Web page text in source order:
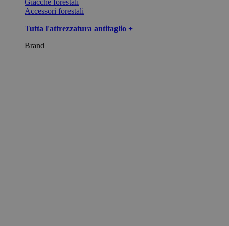
Giacche forestali
Accessori forestali
Tutta l'attrezzatura antitaglio +
Brand